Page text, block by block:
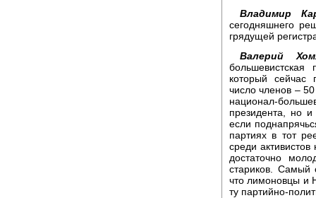
Владимир
сегодняшнего
грядущей
Валерий
большевистская
который сейчас
число членов –
национал-
президента, но
если
партиях в тот
среди
достаточно
стариков. Самый
что лимоновцы и
ту партийно-